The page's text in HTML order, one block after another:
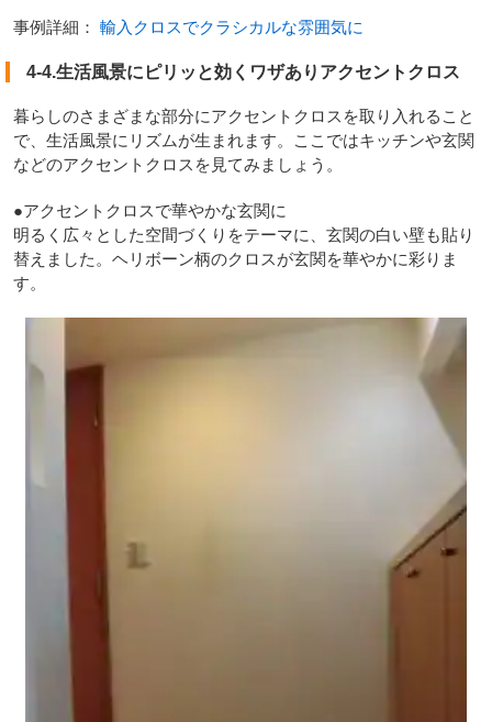
事例詳細： 輸入クロスでクラシカルな雰囲気に
4-4.生活風景にピリッと効くワザありアクセントクロス
暮らしのさまざまな部分にアクセントクロスを取り入れること
で、生活風景にリズムが生まれます。ここではキッチンや玄関
などのアクセントクロスを見てみましょう。
●アクセントクロスで華やかな玄関に
明るく広々とした空間づくりをテーマに、玄関の白い壁も貼り
替えました。ヘリボーン柄のクロスが玄関を華やかに彩りま
す。